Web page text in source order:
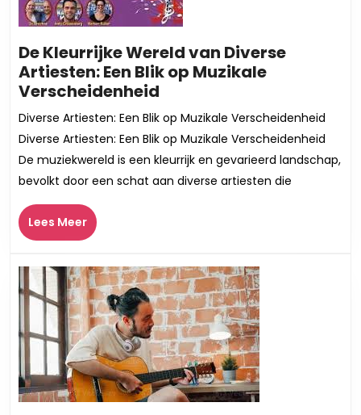
De Kleurrijke Wereld van Diverse
Artiesten: Een Blik op Muzikale
Verscheidenheid
Kleurrijke
Wereld
van
Diverse
Artiesten:
Muzikale
Verscheidenheid
Diverse Artiesten: Een Blik op Muzikale Verscheidenheid
Diverse Artiesten: Een Blik op Muzikale Verscheidenheid
De muziekwereld is een kleurrijk en gevarieerd landschap,
bevolkt door een schat aan diverse artiesten die
Lees MeerLees
Meer